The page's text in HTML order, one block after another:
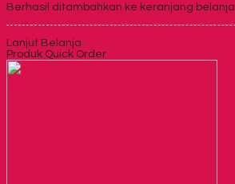
Berhasil ditambahkan ke keranjang belanja
Lanjut Belanja
Produk Quick Order